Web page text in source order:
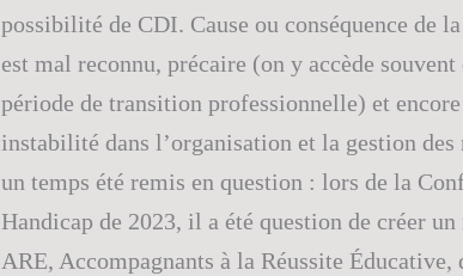
possibilité de CDI. Cause ou conséquence de
est mal reconnu, précaire (on y accède
période de transition professionnelle) et
instabilité dans l’organisation et la gestion
un temps été remis en question : lors de la
Handicap de 2023, il a été question de créer
ARE, Accompagnants à la Réussite